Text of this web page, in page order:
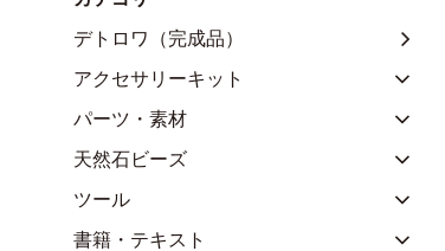
デトロワ（完成品）
アクセサリーキット
パーツ・素材
天然石ビーズ
ツール
書籍・テキスト